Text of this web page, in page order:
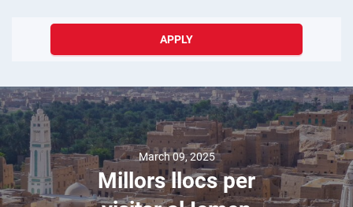
APPLY
March 09, 2025
Millors llocs per